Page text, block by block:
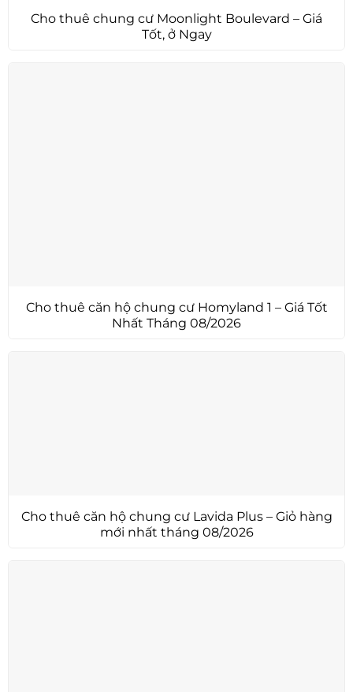
Cho thuê chung cư Moonlight Boulevard – Giá
Tốt, ở Ngay
Cho thuê căn hộ chung cư Homyland 1 – Giá Tốt
Nhất Tháng 08/2026
Cho thuê căn hộ chung cư Lavida Plus – Giỏ hàng
mới nhất tháng 08/2026